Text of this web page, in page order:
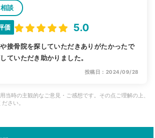
談
価 5.0
接骨院を探していただきありがたかったで
ていただき助かりました。
投稿日：2024/09/28
当時の主観的なご意見・ご感想です。その点ご理解の上、
さい。